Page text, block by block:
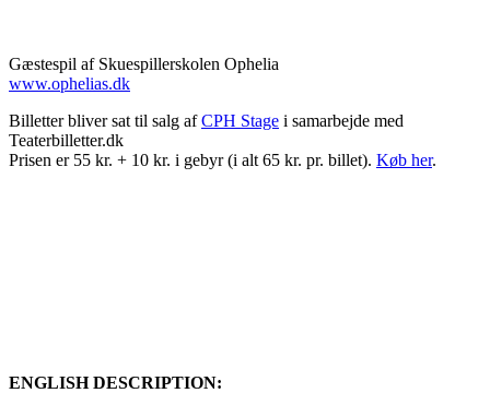
Gæstespil af Skuespillerskolen Ophelia
www.ophelias.dk
Billetter bliver sat til salg afCPH Stage i samarbejde med
Teaterbilletter.dk
Prisen er 55 kr. + 10 kr. i gebyr (i alt 65 kr. pr. billet). Køb her.
ENGLISH DESCRIPTION: